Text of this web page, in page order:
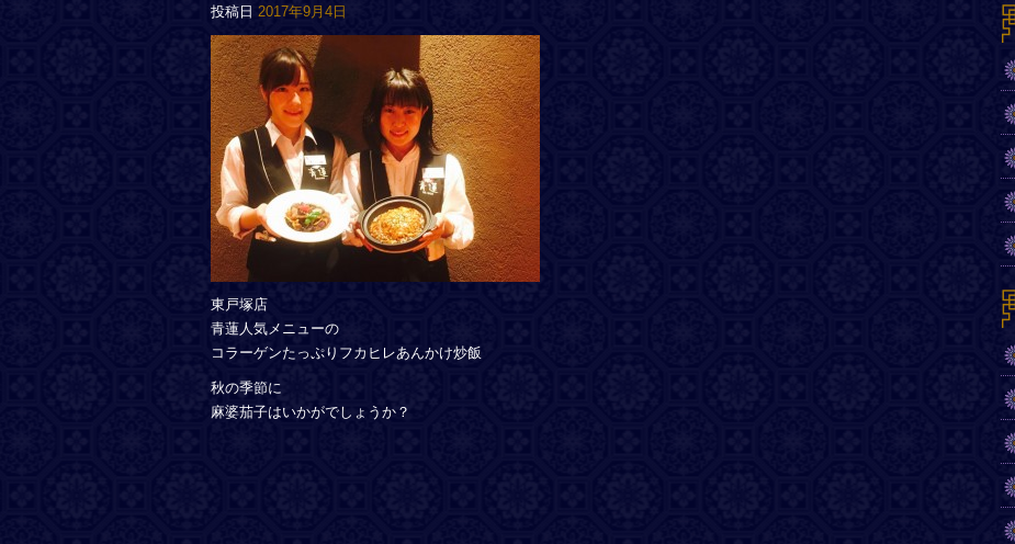
投稿日 2017年9月4日
東戸塚店
青蓮人気メニューの
コラーゲンたっぷりフカヒレあんかけ炒飯
秋の季節に
麻婆茄子はいかがでしょうか？